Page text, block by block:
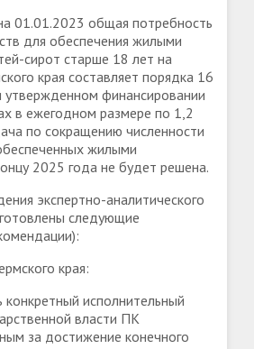
01.01.2023 общая потребность
для обеспечения жилыми
сирот старше 18 лет на
края составляет порядка 16
утвержденном финансировании
в ежегодном размере по 1,2
по сокращению численности
жилыми
2025 года не будет решена.
экспертно-аналитического
следующие
края:
исполнительный
власти ПК
за достижение конечного